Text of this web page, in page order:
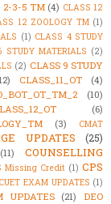
2-3-5 TM (4) CLASS 12
12 ZOOLOGY TM (1)
(1) CLASS 4 STUDY
STUDY MATERIALS (2)
(2) CLASS 9 STUDY
CLASS_11_OT
(4)
(10)
(6)
(3)
CMAT
UPDATES (25)
(11)
COUNSELLING
Missing Credit (1) CPS
CUET EXAM UPDATES (1)
UPDATES (21)
DEO